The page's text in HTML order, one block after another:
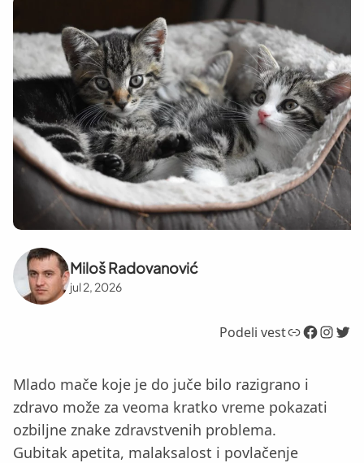
Miloš Radovanović
jul 2, 2026
Podeli vestLink Facebook InstagramTwitter
Mlado mače koje je do juče bilo razigrano i
zdravo može za veoma kratko vreme pokazati
ozbiljne znake zdravstvenih problema.
Gubitak apetita, malaksalost i povlačenje